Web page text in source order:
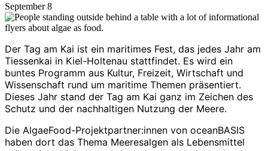
September 8
Der Tag am Kai ist ein maritimes Fest, das jedes Jahr am
Tiessenkai in Kiel-Holtenau stattfindet. Es wird ein
buntes Programm aus Kultur, Freizeit, Wirtschaft und
Wissenschaft rund um maritime Themen präsentiert.
Dieses Jahr stand der Tag am Kai ganz im Zeichen des
Schutz und der nachhaltigen Nutzung der Meere.
Die AlgaeFood-Projektpartner:innen von oceanBASIS
haben dort das Thema Meeresalgen als Lebensmittel